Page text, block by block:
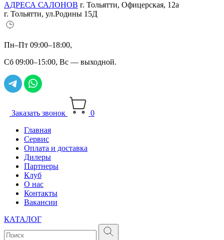
АДРЕСА САЛОНОВ г. Тольятти, Офицерская, 12а
г. Тольятти, ул.Родины 15Д
Пн–Пт 09:00–18:00,
Сб 09:00–15:00, Вс — выходной.
Заказать звонок
0
Главная
Сервис
Оплата и доставка
Дилеры
Партнеры
Клуб
О нас
Контакты
Вакансии
КАТАЛОГ